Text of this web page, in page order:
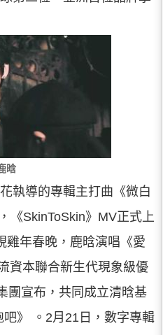
晗
執導的專輯主打曲《微白
《SkinToSkin》MV正式上
雞年春晚，鹿晗演唱《愛
資本聯合新生代現象級優
團宣布，共同成立清晗基
》 。2月21日，數字專輯